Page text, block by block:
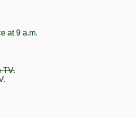
at 9 a.m.
TV.